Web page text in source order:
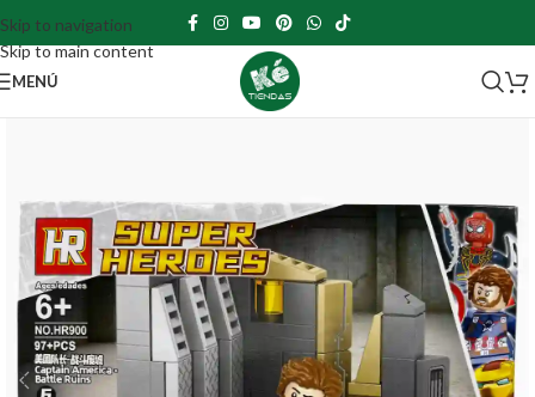
Skip to navigation
Skip to main content
MENÚ